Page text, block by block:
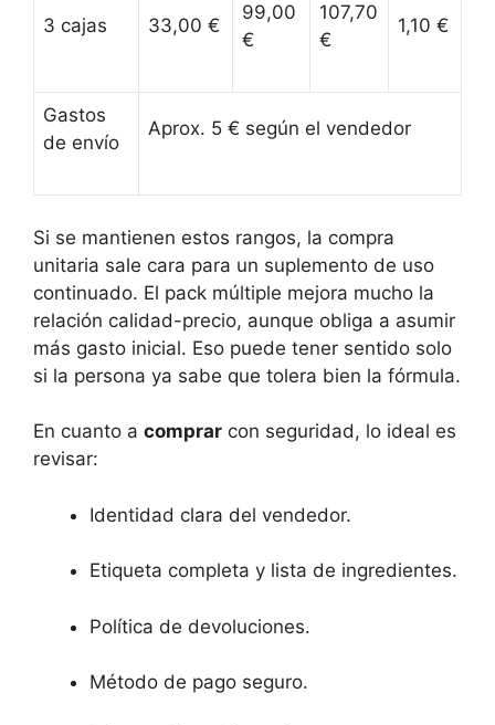
3 cajas 33,00 €
99,00
€
107,70
€
1,10 €
Gastos
de envío
Aprox. 5 € según el vendedor
Si se mantienen estos rangos, la compra
unitaria sale cara para un suplemento de uso
continuado. El pack múltiple mejora mucho la
relación calidad-precio, aunque obliga a asumir
más gasto inicial. Eso puede tener sentido solo
si la persona ya sabe que tolera bien la fórmula.
En cuanto a comprar con seguridad, lo ideal es
revisar:
Identidad clara del vendedor.
Etiqueta completa y lista de ingredientes.
Política de devoluciones.
Método de pago seguro.